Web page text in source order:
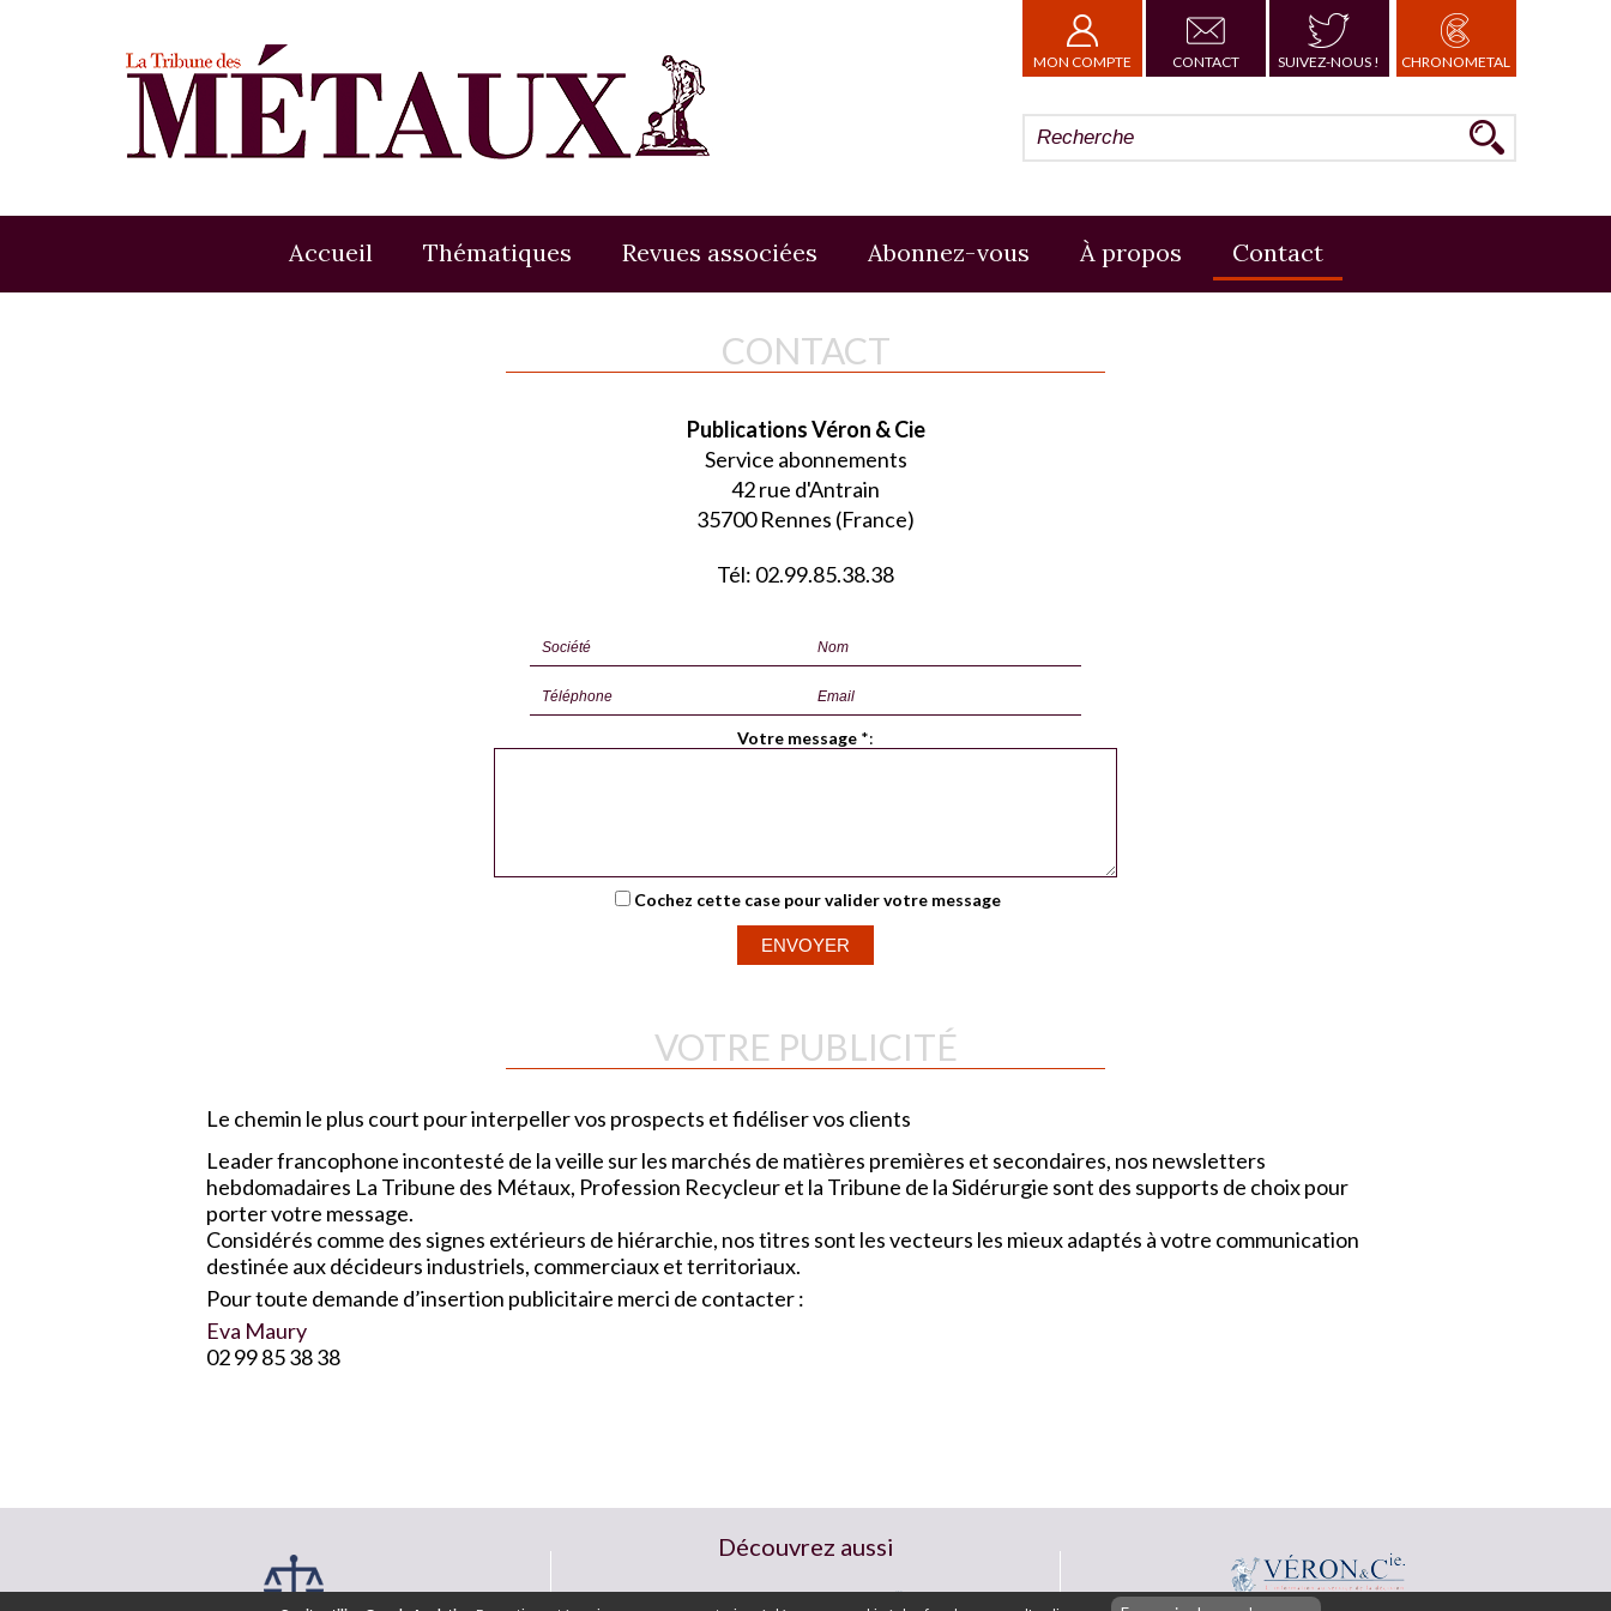
MON COMPTE CONTACT SUIVEZ-NOUS ! CHRONOMETAL
Accueil Thématiques Revues associées Abonnez-vous À propos Contact
CONTACT
Publications Véron & Cie
Service abonnements
42 rue d'Antrain
35700 Rennes (France)
Tél: 02.99.85.38.38
Votre message *:
Cochez cette case pour valider votre message
VOTRE PUBLICITÉ
Le chemin le plus court pour interpeller vos prospects et fidéliser vos clients
Leader francophone incontesté de la veille sur les marchés de matières premières et secondaires, nos newsletters
hebdomadaires La Tribune des Métaux, Profession Recycleur et la Tribune de la Sidérurgie sont des supports de choix pour
porter votre message.
Considérés comme des signes extérieurs de hiérarchie, nos titres sont les vecteurs les mieux adaptés à votre communication
destinée aux décideurs industriels, commerciaux et territoriaux.
Pour toute demande d’insertion publicitaire merci de contacter :
Eva Maury
02 99 85 38 38
Découvrez aussi